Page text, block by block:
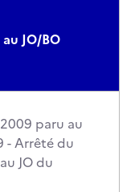
JO/BO
paru au
- Arrêté du
JO du